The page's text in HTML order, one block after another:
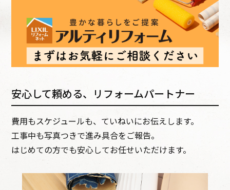
安心して頼める、リフォームパートナー
費用もスケジュールも、ていねいにお伝えします。
工事中も写真つきで進み具合をご報告。
はじめての方でも安心してお任せいただけます。